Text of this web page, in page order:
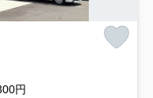
円